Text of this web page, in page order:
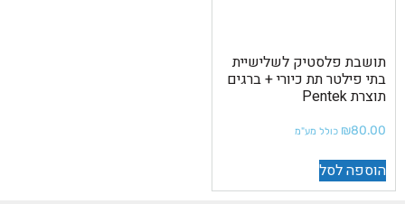
תושבת פלסטיק לשלישיית
בתי פילטר תת כיורי + ברגים
תוצרת Pentek
₪80.00 כולל מע"מ
הוספה לסל